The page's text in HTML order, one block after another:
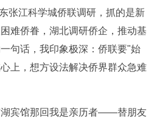
张江科学城侨联调研，抓的是新
难侨眷，湖北调研侨企，推动基
句话，我印象极深：侨联要"始
上，想方设法解决侨界群众急难
湖宾馆那回我是亲历者——替朋友